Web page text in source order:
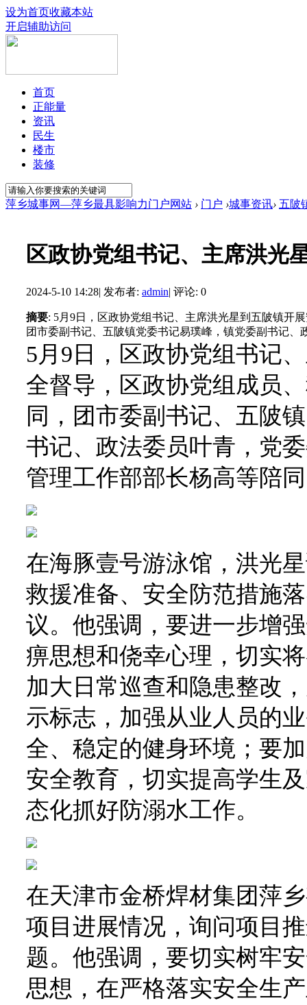
设为首页收藏本站
开启辅助访问
首页
正能量
资讯
民生
楼市
装修
萍乡城事网—萍乡最具影响力门户网站 › 门户 ›城事资讯› 五陂
区政协党组书记、主席洪光
2024-5-10 14:28| 发布者: admin| 评论: 0
摘要: 5月9日，区政协党组书记、主席洪光星到五陂镇开
团市委副书记、五陂镇党委书记易璞峰，镇党委副书记
5月9日，区政协党组书记
全督导，区政协党组成员
同，团市委副书记、五陂
书记、政法委员叶青，党
管理工作部部长杨高等陪
在海豚壹号游泳馆，洪光
救援准备、安全防范措施
议。他强调，要进一步增
痹思想和侥幸心理，切实
加大日常巡查和隐患整改
示标志，加强从业人员的
全、稳定的健身环境；要
安全教育，切实提高学生
态化抓好防溺水工作。
在天津市金桥焊材集团萍
项目进展情况，询问项目
题。他强调，要切实树牢
思想，在严格落实安全生